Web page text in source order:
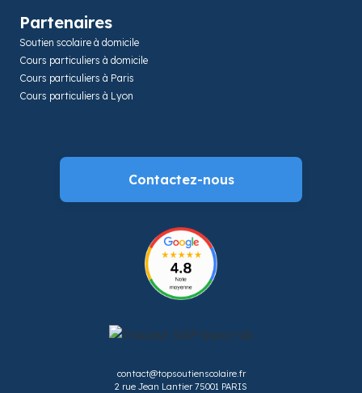
Partenaires
Soutien scolaire à domicile
Cours particuliers à domicile
Cours particuliers à Paris
Cours particuliers à Lyon
contact@topsoutienscolaire.fr
2 rue Jean Lantier 75001 PARIS
Contactez-nous